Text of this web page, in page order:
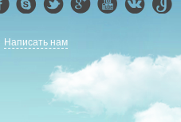
Написать нам